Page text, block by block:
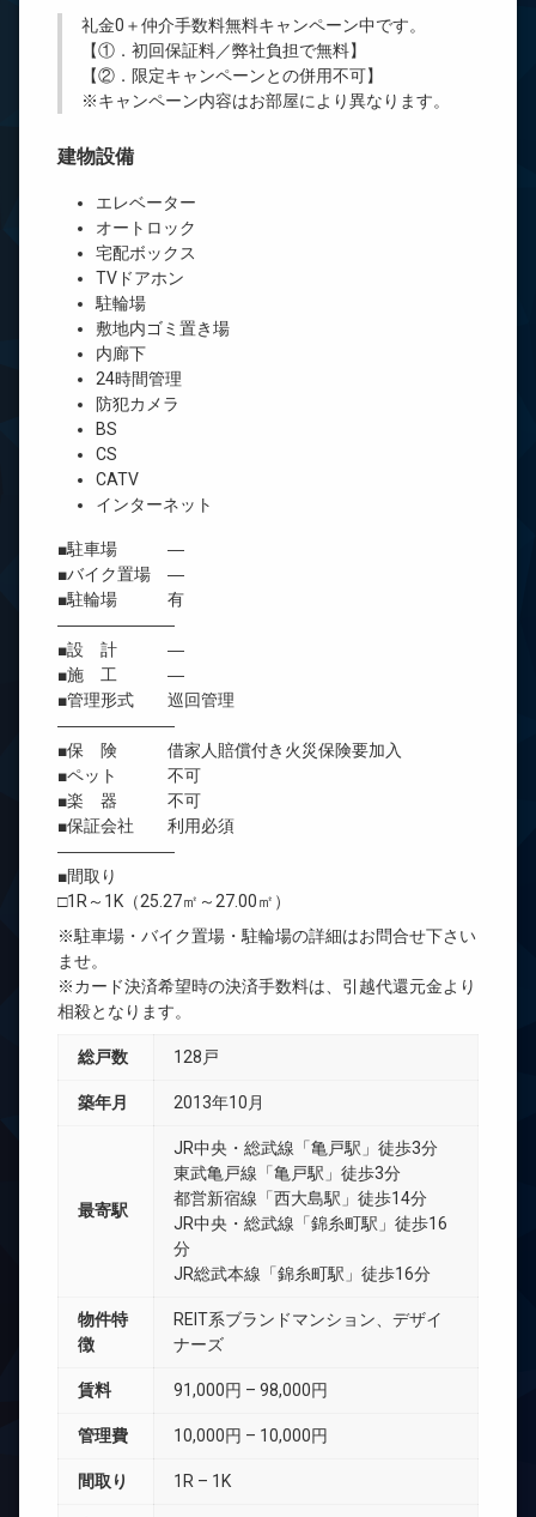
礼金0 ＋仲介手数料無料キャンペーン中です。
【①．初回保証料／弊社負担で無料】
【②．限定キャンペーンとの併用不可】
※キャンペーン内容はお部屋により異なります。
建物設備
エレベーター
オートロック
宅配ボックス
TVドアホン
駐輪場
敷地内ゴミ置き場
内廊下
24時間管理
防犯カメラ
BS
CS
CATV
インターネット
■駐車場 ―
■バイク置場 ―
■駐輪場 有
―――――――
■設 計 ―
■施 工 ―
■管理形式 巡回管理
―――――――
■保 険 借家人賠償付き火災保険要加入
■ペット 不可
■楽 器 不可
■保証会社 利用必須
―――――――
■間取り
□1R～1K（25.27㎡～27.00㎡）
※駐車場・バイク置場・駐輪場の詳細はお問合せ下さい
ませ。
※カード決済希望時の決済手数料は、引越代還元金より
相殺となります。
総戸数 128戸
築年月 2013年10月
最寄駅
JR中央・総武線「亀戸駅」徒歩3分
東武亀戸線「亀戸駅」徒歩3分
都営新宿線「西大島駅」徒歩14分
JR中央・総武線「錦糸町駅」徒歩16
分
JR総武本線「錦糸町駅」徒歩16分
物件特
徴
REIT系ブランドマンション、デザイ
ナーズ
賃料 91,000円 – 98,000円
管理費 10,000円 – 10,000円
間取り 1R – 1K